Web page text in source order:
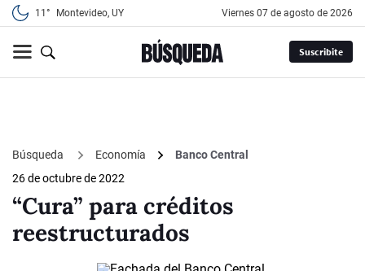
11° Montevideo, UY viernes 07 de agosto de 2026
Suscribite
Búsqueda Economía
Banco Central
26 de octubre de 2022
“Cura” para créditos
reestructurados